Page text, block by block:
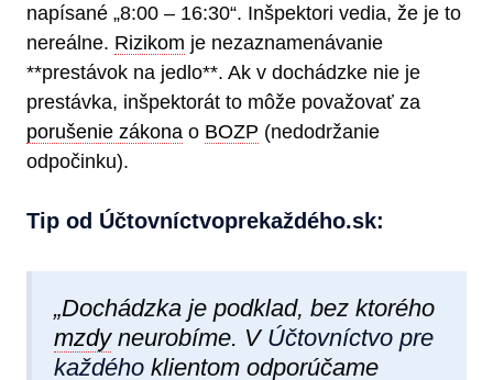
napísané „8:00 – 16:30“. Inšpektori vedia, že je to
nereálne. Rizikom je nezaznamenávanie
**prestávok na jedlo**. Ak v dochádzke nie je
prestávka, inšpektorát to môže považovať za
porušenie zákona o BOZP (nedodržanie
odpočinku).
Tip od Účtovníctvoprekaždéh​o.sk:
„Dochádzka je podklad, bez ktorého
mzdyneurobíme. V Účtovníctvo pre
každého klientom odporúčame